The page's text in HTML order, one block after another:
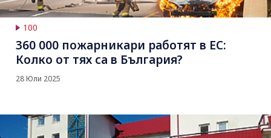
100
360 000 пожарникари работят в ЕС:
Колко от тях са в България?
28 Юли 2025